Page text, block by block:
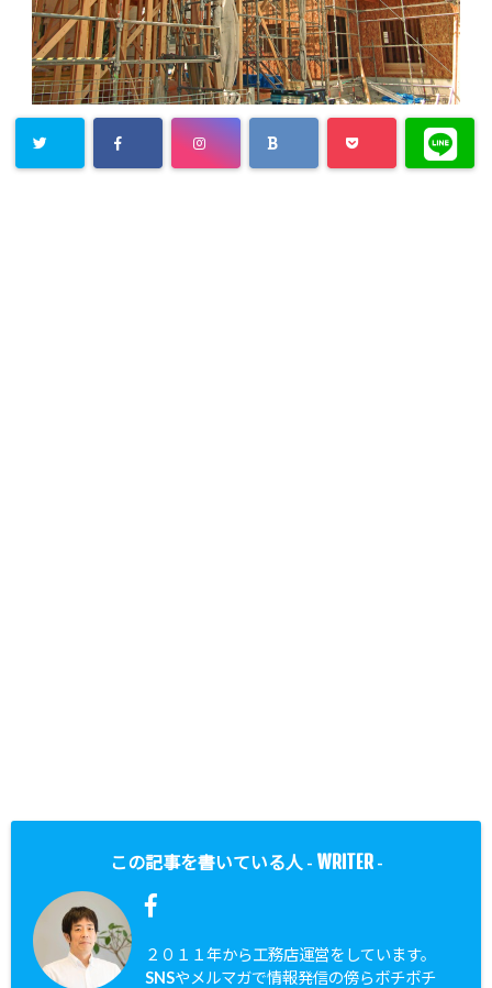
この記事を書いている人 - WRITER-
２０１１年から工務店運営をしています。
SNSやメルマガで情報発信の傍らボチボチ